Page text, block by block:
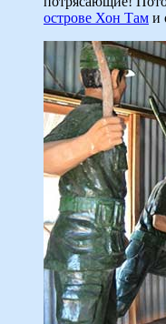
острове Хон Там и